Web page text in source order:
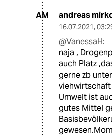
AM andreas
16.07.2021,
@VanessaH:
naja ,
auch Platz
gerne zb
Umwelt ist
gutes Mittel